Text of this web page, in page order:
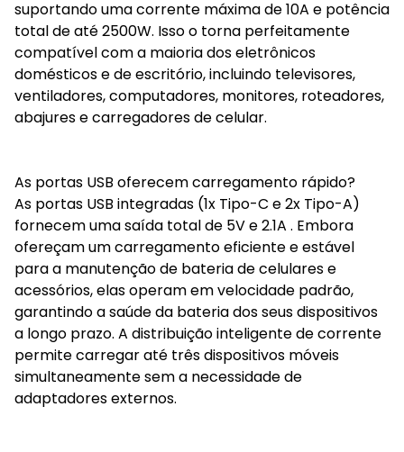
suportando uma corrente máxima de 10A e potência
total de até 2500W. Isso o torna perfeitamente
compatível com a maioria dos eletrônicos
domésticos e de escritório, incluindo televisores,
ventiladores, computadores, monitores, roteadores,
abajures e carregadores de celular.
As portas USB oferecem carregamento rápido?
As portas USB integradas (1x Tipo-C e 2x Tipo-A)
fornecem uma saída total de 5V e 2.1A . Embora
ofereçam um carregamento eficiente e estável
para a manutenção de bateria de celulares e
acessórios, elas operam em velocidade padrão,
garantindo a saúde da bateria dos seus dispositivos
a longo prazo. A distribuição inteligente de corrente
permite carregar até três dispositivos móveis
simultaneamente sem a necessidade de
adaptadores externos.